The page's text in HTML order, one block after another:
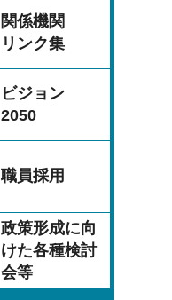
関係機関
リンク集
ビジョン
2050
職員採用
政策形成に向
けた各種検討
会等